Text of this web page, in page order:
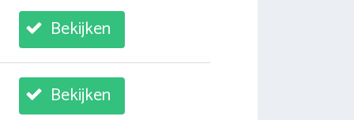
Bekijken
Bekijken